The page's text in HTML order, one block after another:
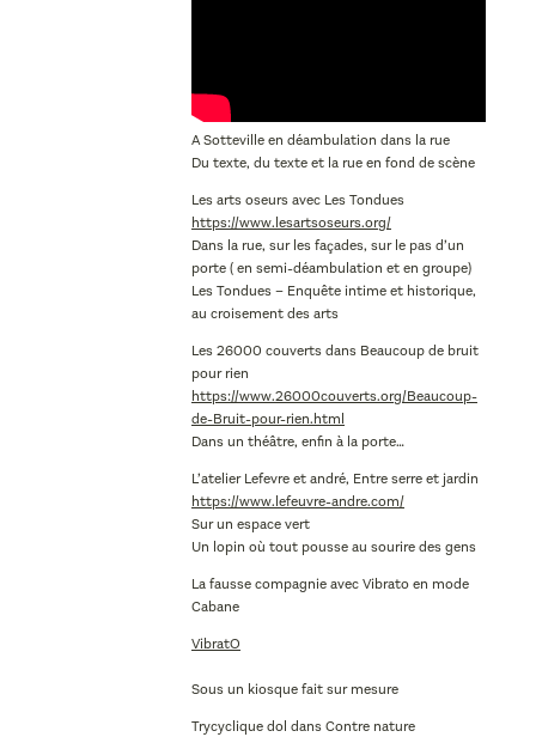
A Sotteville en déambulation dans la rue
Du texte, du texte et la rue en fond de scène
Les arts oseurs avec Les Tondues
https://www.lesartsoseurs.org/
Dans la rue, sur les façades, sur le pas d’un
porte ( en semi-déambulation et en groupe)
Les Tondues – Enquête intime et historique,
au croisement des arts
Les 26000 couverts dans Beaucoup de bruit
pour rien
https://www.26000couverts.org/Beaucoup-
de-Bruit-pour-rien.html
Dans un théâtre, enfin à la porte…
L’atelier Lefevre et andré, Entre serre et jardin
https://www.lefeuvre-andre.com/
Sur un espace vert
Un lopin où tout pousse au sourire des gens
La fausse compagnie avec Vibrato en mode
Cabane
VibratO
Sous un kiosque fait sur mesure
Trycyclique dol dans Contre nature